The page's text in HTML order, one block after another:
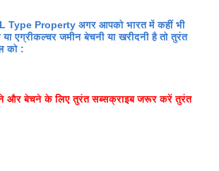
Type Property अगर आपको भारत में कहीं भी
एग्रीकल्चर जमीन बेचनी या खरीदनी है तो तुरंत
को :
और बेचने के लिए तुरंत सब्सक्राइब जरूर करें तुरंत